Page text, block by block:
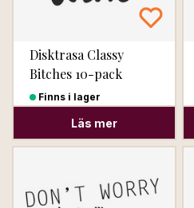
Disktrasa Classy
Bitches 10-pack
Finns i lager
Läs mer